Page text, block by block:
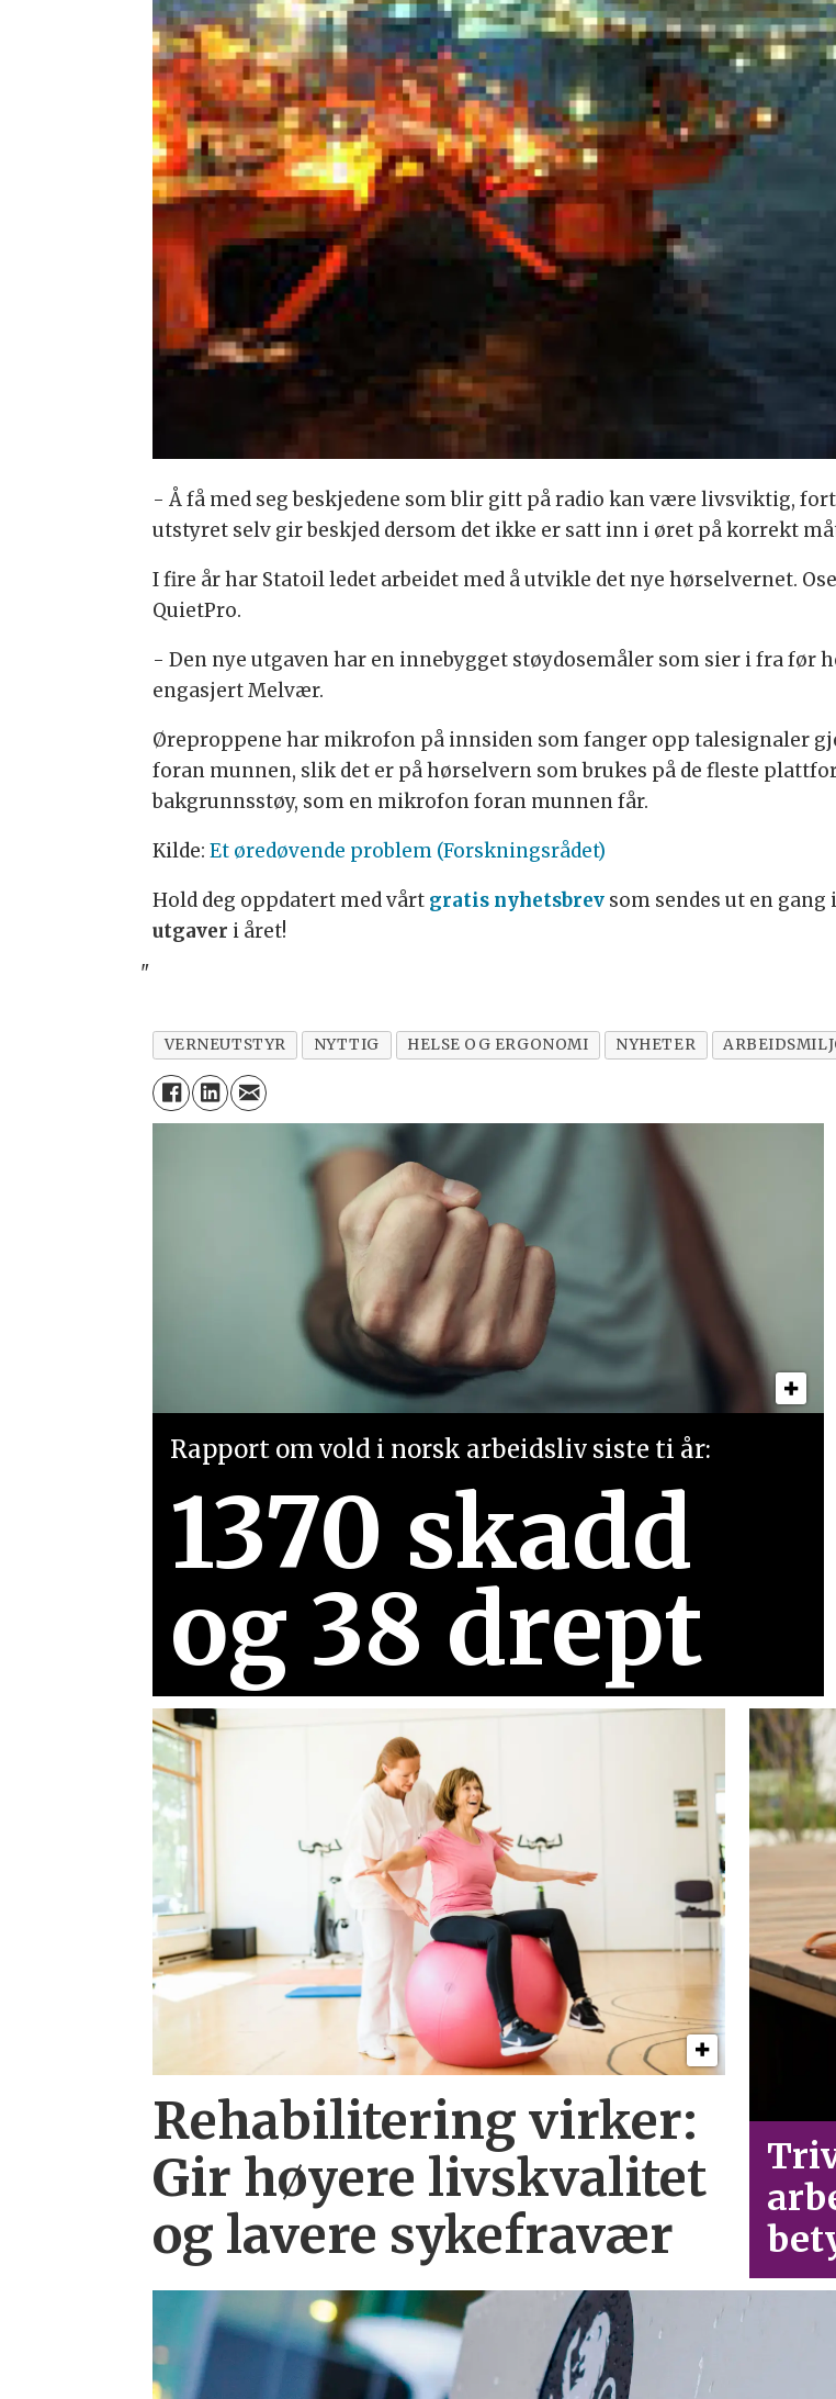
- Å få med seg beskjedene som blir gitt på radio kan være livsviktig,
utstyret selv gir beskjed dersom det ikke er satt inn i øret på korrekt
I fire år har Statoil ledet arbeidet med å utvikle det nye hørselvernet.
QuietPro.
- Den nye utgaven har en innebygget støydosemåler som sier i fra før
engasjert Melvær.
Øreproppene har mikrofon på innsiden som fanger opp talesignaler
foran munnen, slik det er på hørselvern som brukes på de fleste
bakgrunnsstøy, som en mikrofon foran munnen får.
Kilde:Et øredøvende problem (Forskningsrådet)
Hold deg oppdatert med vårt gratis nyhetsbrev som sendes ut en gang
utgaver i året!
"
VERNEUTSTYR NYTTIG HELSE OG ERGONOMI NYHETER
Rapport om vold i norsk arbeidsliv siste ti år:
1370 skadd
og 38 drept
Rehabilitering virker:
Gir høyere livskvalitet
og lavere sykefravær